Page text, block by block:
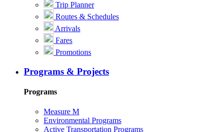
Trip Planner
Routes & Schedules
Arrivals
Fares
Promotions
Programs & Projects
Programs
Measure M
Environmental Programs
Active Transportation Programs